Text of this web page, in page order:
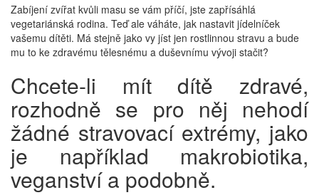
Zabíjení zvířat kvůli masu se vám příčí, jste zapřísáhlá
vegetariánská rodina. Teď ale váháte, jak nastavit jídelníček
vašemu dítěti. Má stejně jako vy jíst jen rostlinnou stravu a bude
mu to ke zdravému tělesnému a duševnímu vývoji stačit?
Chcete-li mít dítě zdravé,
rozhodně se pro něj nehodí
žádné stravovací extrémy, jako
je například makrobiotika,
veganství a podobně.